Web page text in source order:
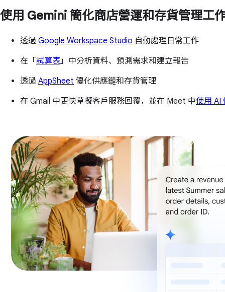
使用 Gemini 簡化商店營運和存貨管理工
透過 Google Workspace Studio 自動處理日常工作
在「 試算表」中分析資料、預測需求和建立報告
透過 AppSheet 優化供應鏈和存貨管理
在 Gmail 中更快草擬客戶服務回覆，並在 Meet 中使用 AI